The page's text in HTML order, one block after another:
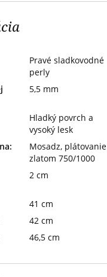
Pravé sladkovodné
perly
5,5 mm
Hladký povrch a
vysoký lesk
Mosadz, plátovanie
zlatom 750/1000
2 cm
41 cm
42 cm
46,5 cm